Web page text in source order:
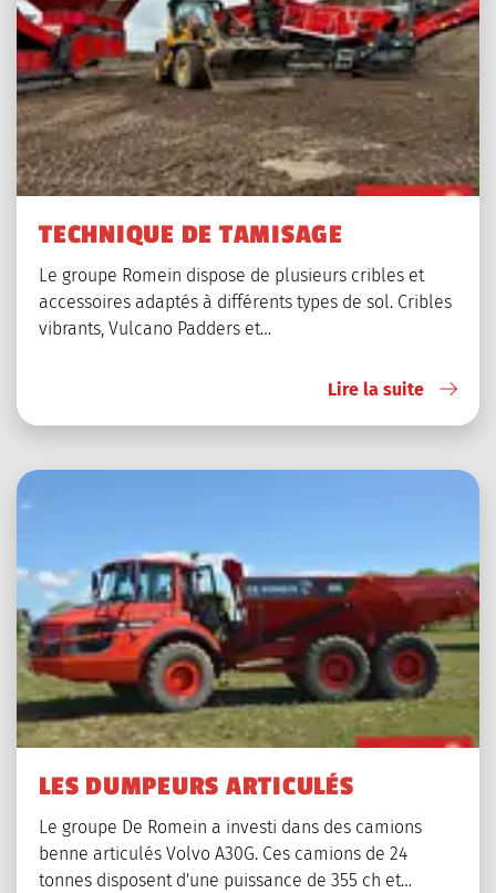
TECHNIQUE DE TAMISAGE
Le groupe Romein dispose de plusieurs cribles et
accessoires adaptés à différents types de sol. Cribles
vibrants, Vulcano Padders et…
Lire la suite
LES DUMPEURS ARTICULÉS
Le groupe De Romein a investi dans des camions
benne articulés Volvo A30G. Ces camions de 24
tonnes disposent d'une puissance de 355 ch et…